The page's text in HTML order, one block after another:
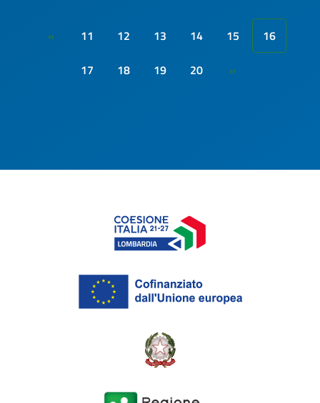
« 11 12 13 14 15
16
17
18 19 20 »